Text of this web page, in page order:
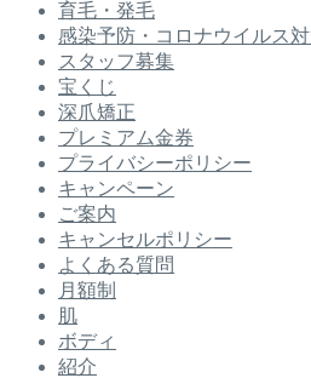
育毛・発毛
感染予防・コロナウイルス
スタッフ募集
宝くじ
深爪矯正
プレミアム金券
プライバシーポリシー
キャンペーン
ご案内
キャンセルポリシー
よくある質問
月額制
肌
ボディ
紹介